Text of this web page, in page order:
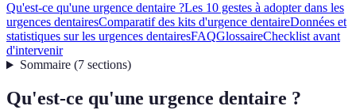
Qu'est-ce qu'une urgence dentaire ?Les 10 gestes à adopter dans les
urgences dentairesComparatif des kits d'urgence dentaireDonnées et
statistiques sur les urgences dentairesFAQGlossaireChecklist avant
d'intervenir
Sommaire(7 sections)
Qu'est-ce qu'une urgence dentaire ?